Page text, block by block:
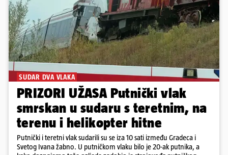
SUDAR DVA VLAKA
PRIZORI UŽASA Putnički vlak
smrskan u sudaru s teretnim, na
terenu i helikopter hitne
Putnički i teretni vlak sudarili su se iza 10 sati između Gradeca i
Svetog Ivana žabno. U putničkom vlaku bilo je 20-ak putnika, a